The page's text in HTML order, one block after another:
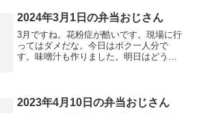
2024年3月1日の弁当おじさん
3月ですね。花粉症が酷いです。現場に行
ってはダメだな。今日はボク一人分で
す。味噌汁も作りました。明日はどうし
2023年4月10日の弁当おじさん